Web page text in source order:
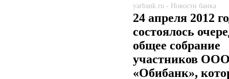
yarbank.ru - Новости банка
24 апреля 2012
состоялось
общее собрание
участников
«Обибанк»,